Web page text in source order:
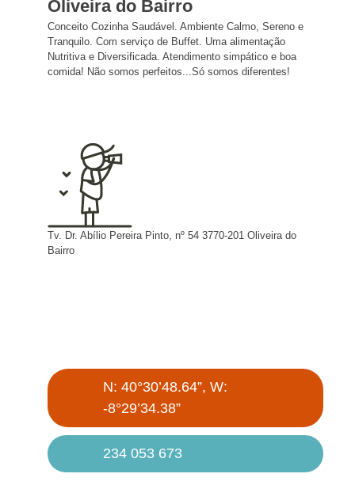
Oliveira do Bairro
Conceito Cozinha Saudável. Ambiente Calmo, Sereno e
Tranquilo. Com serviço de Buffet. Uma alimentação
Nutritiva e Diversificada. Atendimento simpático e boa
comida! Não somos perfeitos...Só somos diferentes!
Tv. Dr. Abílio Pereira Pinto, nº 54 3770-201 Oliveira do
Bairro
N: 40°30’48.64”, W:
-8°29’34.38”
234 053 673